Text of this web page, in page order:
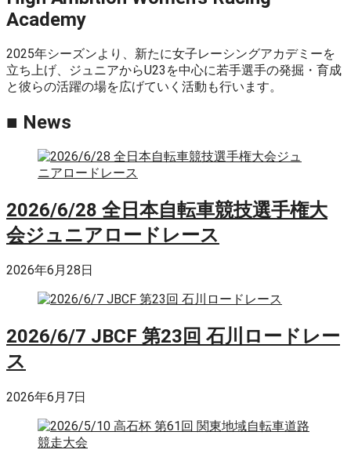
Academy
2025年シーズンより、新たに女子レーシングアカデミーを
立ち上げ、ジュニアからU23を中心に若手選手の発掘・育成
と彼らの活躍の場を広げていく活動も行います。
■ News
2026/6/28 全日本自転車競技選手権大
会ジュニアロードレース
2026年6月28日
2026/6/7 JBCF 第23回 石川ロードレー
ス
2026年6月7日